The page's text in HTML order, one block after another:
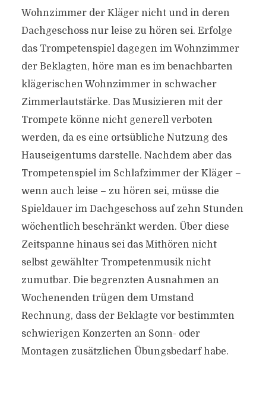
Wohnzimmer der Kläger nicht und in deren
Dachgeschoss nur leise zu hören sei. Erfolge
das Trompetenspiel dagegen im Wohnzimmer
der Beklagten, höre man es im benachbarten
klägerischen Wohnzimmer in schwacher
Zimmerlautstärke. Das Musizieren mit der
Trompete könne nicht generell verboten
werden, da es eine ortsübliche Nutzung des
Hauseigentums darstelle. Nachdem aber das
Trompetenspiel im Schlafzimmer der Kläger –
wenn auch leise – zu hören sei, müsse die
Spieldauer im Dachgeschoss auf zehn Stunden
wöchentlich beschränkt werden. Über diese
Zeitspanne hinaus sei das Mithören nicht
selbst gewählter Trompetenmusik nicht
zumutbar. Die begrenzten Ausnahmen an
Wochenenden trügen dem Umstand
Rechnung, dass der Beklagte vor bestimmten
schwierigen Konzerten an Sonn- oder
Montagen zusätzlichen Übungsbedarf habe.